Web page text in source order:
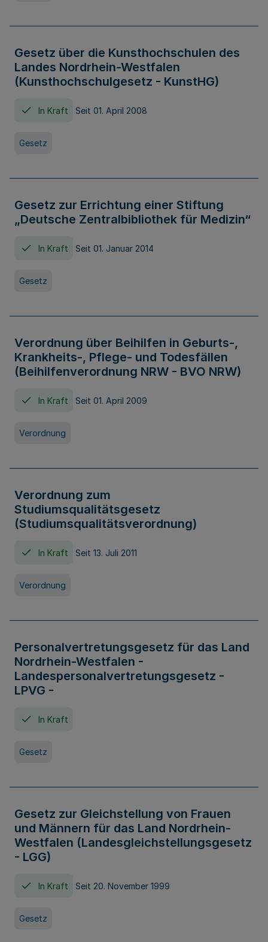
Gesetz über die Kunsthochschulen des
Landes Nordrhein-Westfalen
(Kunsthochschulgesetz - KunstHG)
In Kraft Seit 01. April 2008
Gesetz
Gesetz zur Errichtung einer Stiftung
„Deutsche Zentralbibliothek für Medizin“
In Kraft Seit 01. Januar 2014
Gesetz
Verordnung über Beihilfen in Geburts-,
Krankheits-, Pflege- und Todesfällen
(Beihilfenverordnung NRW - BVO NRW)
In Kraft Seit 01. April 2009
Verordnung
Verordnung zum
Studiumsqualitätsgesetz
(Studiumsqualitätsverordnung)
In Kraft Seit 13. Juli 2011
Verordnung
Personalvertretungsgesetz für das Land
Nordrhein-Westfalen -
Landespersonalvertretungsgesetz -
LPVG -
In Kraft
Gesetz
Gesetz zur Gleichstellung von Frauen
und Männern für das Land Nordrhein-
Westfalen (Landesgleichstellungsgesetz
- LGG)
In Kraft Seit 20. November 1999
Gesetz